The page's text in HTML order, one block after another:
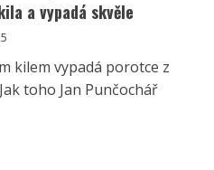
a vypadá skvěle
kilem vypadá porotce z
toho Jan Punčochář